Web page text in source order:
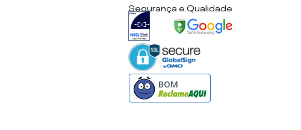
Segurança e Qualidade
BOM